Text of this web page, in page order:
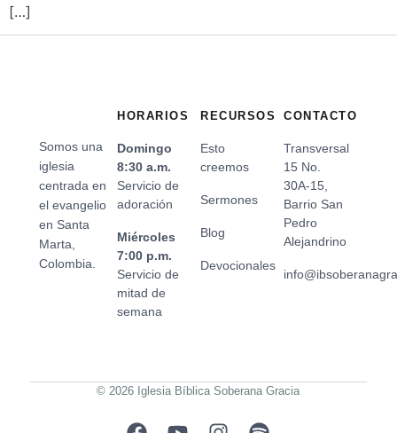
[…]
Somos una
iglesia
centrada en
el evangelio
en Santa
Marta,
Colombia.
HORARIOS
Domingo
8:30 a.m.
Servicio de
adoración
Miércoles
7:00 p.m.
Servicio de
mitad de
semana
RECURSOS
Esto
creemos
Sermones
Blog
Devocionales
CONTACTO
Transversal
15 No.
30A-15,
Barrio San
Pedro
Alejandrino
© 2026 Iglesia Bíblica Soberana Gracia